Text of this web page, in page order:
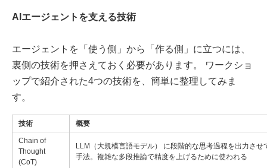
AIエージェントを支える技術
エージェントを「使う側」から「作る側」に立つには、
裏側の技術を押さえておく必要があります。 ワークショ
ップで紹介された4つの技術を、簡単に整理してみま
す。
技術 概要
Chain of
Thought
(CoT)
LLM（大規模言語モデル） に段階的な思考過程を出力させ
手法。複雑な多段推論で精度を上げるために使われる